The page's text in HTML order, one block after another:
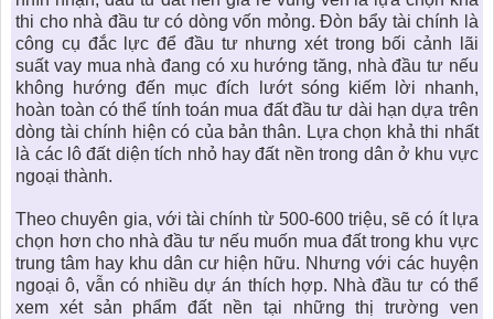
thi cho nhà đầu tư có dòng vốn mỏng. Đòn bẩy tài chính là
công cụ đắc lực để đầu tư nhưng xét trong bối cảnh lãi
suất vay mua nhà đang có xu hướng tăng, nhà đầu tư nếu
không hướng đến mục đích lướt sóng kiếm lời nhanh,
hoàn toàn có thể tính toán mua đất đầu tư dài hạn dựa trên
dòng tài chính hiện có của bản thân. Lựa chọn khả thi nhất
là các lô đất diện tích nhỏ hay đất nền trong dân ở khu vực
ngoại thành.
Theo chuyên gia, với tài chính từ 500-600 triệu, sẽ có ít lựa
chọn hơn cho nhà đầu tư nếu muốn mua đất trong khu vực
trung tâm hay khu dân cư hiện hữu. Nhưng với các huyện
ngoại ô, vẫn có nhiều dự án thích hợp. Nhà đầu tư có thể
xem xét sản phẩm đất nền tại những thị trường ven